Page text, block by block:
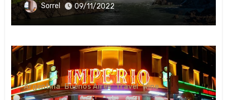
Sorrel 09/11/2022
Argentina Buenos Aires Travel Wine